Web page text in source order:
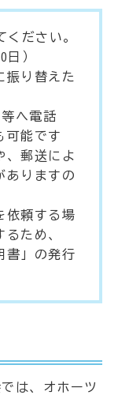
ださい。
日）
振り替えた
へ電話
可能です
、郵送によ
ありますの
依頼する場
ため、
書」の発行
は、オホーツ